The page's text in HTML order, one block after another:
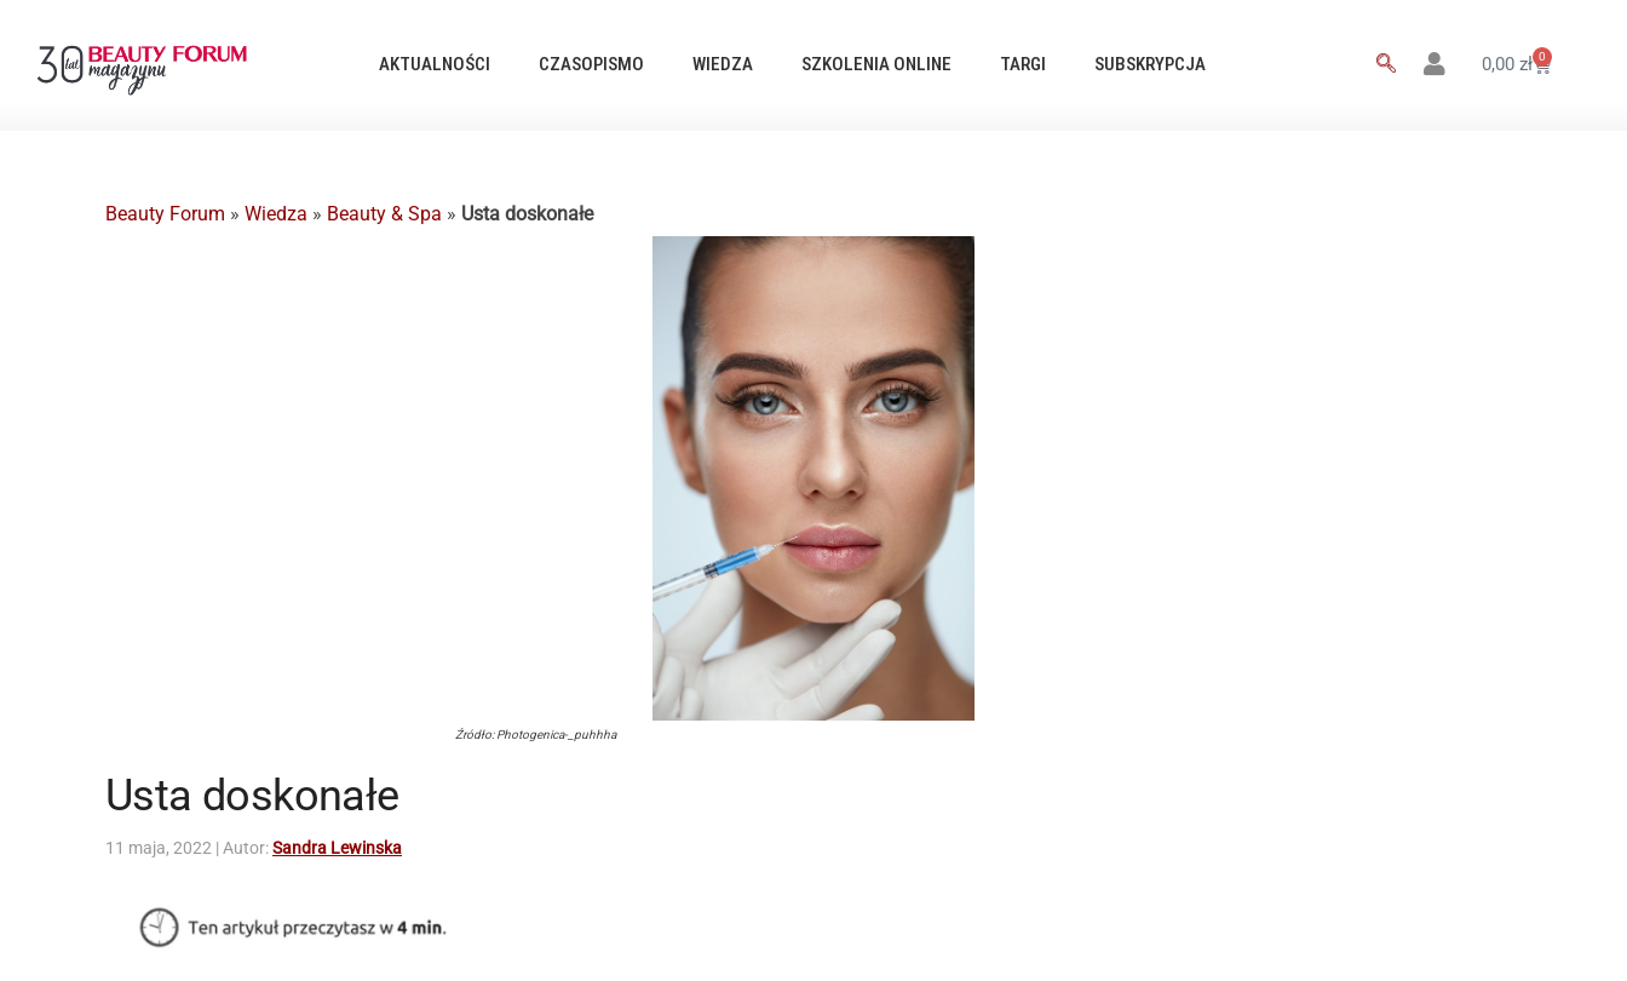
AKTUALNOŚCI CZASOPISMO WIEDZA SZKOLENIA ONLINE TARGI SUBSKRYPCJA 0,00 zł 0
Beauty Forum » Wiedza » Beauty & Spa » Usta doskonałe
Źródło: Photogenica-_puhhha
Usta doskonałe
11 maja, 2022 | Autor:Sandra Lewinska